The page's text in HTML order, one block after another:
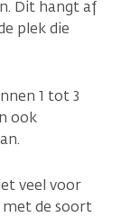
Dit hangt af
plek die
1 tot 3
ook
veel voor
de soort